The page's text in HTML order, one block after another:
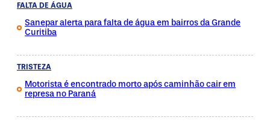
FALTA DE ÁGUA
Sanepar alerta para falta de água em bairros da Grande
Curitiba
TRISTEZA
Motorista é encontrado morto após caminhão cair em
represa no Paraná